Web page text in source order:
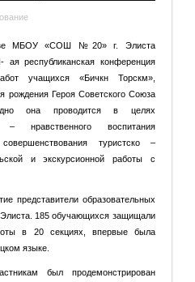
МБОУ «СОШ №20» г. Элиста
ая республиканская конференция
учащихся «Бичкн Торскм»,
рождения Героя Советского Союза
она проводится в целях
– нравственного воспитания
туристско –
и экскурсионной работы с
представители образовательных
Элиста. 185 обучающихся защищали
в 20 секциях, впервые была
языке.
был продемонстрирован